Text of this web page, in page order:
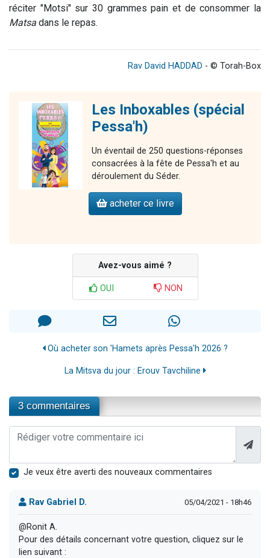
réciter "Motsi" sur 30 grammes pain et de consommer la
Matsa dans le repas.
Rav David HADDAD - © Torah-Box
Les Inboxables (spécial
Pessa'h)
Un éventail de 250 questions-réponses
consacrées à la fête de Pessa'h et au
déroulement du Séder.
acheter ce livre
Avez-vous aimé ?
OUI NON
Où acheter son 'Hamets après Pessa'h 2026 ?
La Mitsva du jour : Erouv Tavchiline
3 commentaires
Je veux être averti des nouveaux commentaires
Rav Gabriel D. 05/04/2021 - 18h46
@Ronit A.
Pour des détails concernant votre question, cliquez sur le
lien suivant :